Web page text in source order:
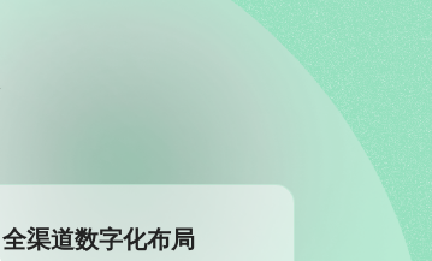
全渠道数字化布局